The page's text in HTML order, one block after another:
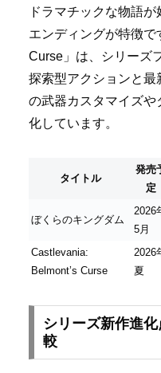
ドラマチックな物語
エンディングが特徴で
Curse」は、シリーズ
探索型アクションと最
の武器カスタマイズや
化しています。
タイトル
発売
定
ぼくらのキングダム
2026
5月
Castlevania:
Belmont’s Curse
2026
夏
シリーズ新作進
較